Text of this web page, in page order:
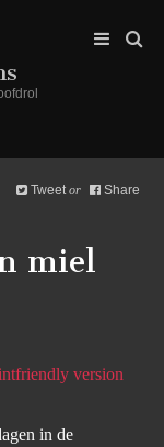
Tweet or Share
miel
version
in de